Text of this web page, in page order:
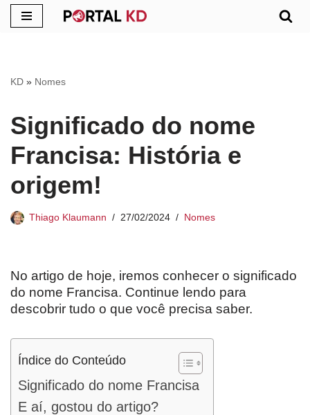
conteúdo
KD » Nomes
Significado do nome
Francisa: História e
origem!
Thiago Klaumann 27/02/2024 Nomes
No artigo de hoje, iremos conhecer o significado
do nome Francisa. Continue lendo para
descobrir tudo o que você precisa saber.
Índice do Conteúdo
Significado do nome Francisa
E aí, gostou do artigo?